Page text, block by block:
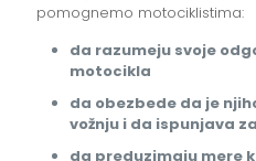
pomognemo motociklistima:
da razumeju svoje
motocikla
da obezbede da je
vožnju i da ispunjava
da preduzimaju mere